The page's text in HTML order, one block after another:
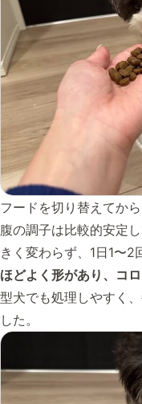
フードを切り替えてか
腹の調子は比較的安定
きく変わらず、1日1〜2
ほどよく形があり、コ
型犬でも処理しやすく
した。